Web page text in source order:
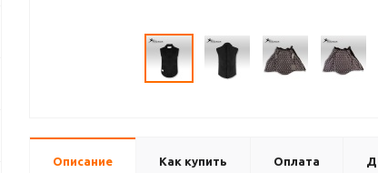
Описание Как купить Оплата